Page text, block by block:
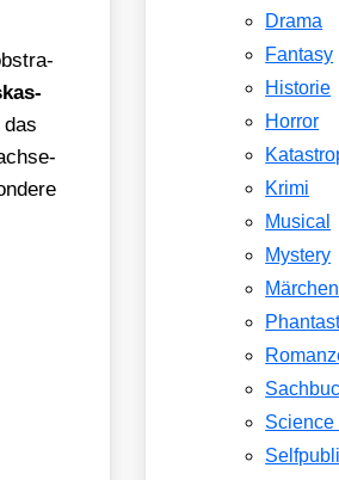
Drama
Fantasy
Historie
Horror
Krimi
Musical
Mystery
Märchen
Science